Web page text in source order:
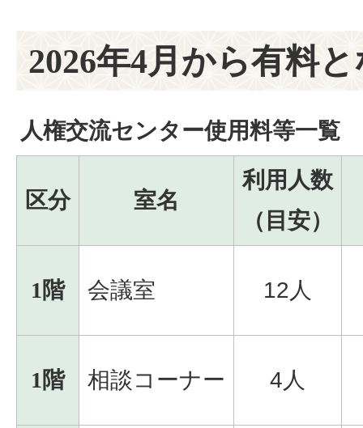
2026年4月から有料
人権交流センター使用料等一覧
区分 室名
利用人数
（目安）
1階 会議室 12人
1階 相談コーナー 4人